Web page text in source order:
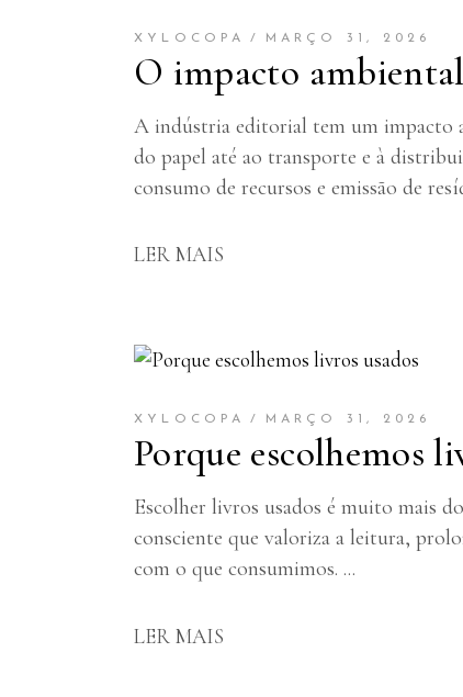
XYLOCOPA MARÇO 31, 2026
O impacto
A indústria editorial tem um impacto
do papel até ao transporte e à
consumo de recursos e emissão de
LER MAIS
XYLOCOPA MARÇO 31, 2026
Porque escolhemos
Escolher livros usados é muito mais
consciente que valoriza a leitura,
com o que consumimos.
LER MAIS